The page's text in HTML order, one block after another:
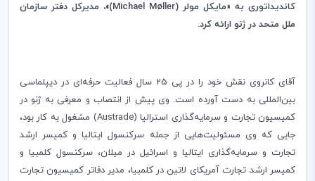
کاندیداتوری به «مایکل مولر (Michael Møller)»، مدیرکل دفتر سازمان
ملل متحد در ژنو ارائه کرد.
آقای کانروی نقش خود را در پی 25 سال فعالیت حرفه‌ای در دیپلماسی
بین‌المللی به دست آورده است. وی پیش از انتصاب و معرفی به ژنو در
کمیسیون تجارت و سرمایه‌گذاری استرالیا (Austrade) مشغول به کار بود،
جایی که وی مسئولیت‌هایی از جمله سرکنسول ایتالیا و کمیسر ارشد
تجارت و سرمایه‌گذاری ایتالیا و اسرائیل در میلان، سرکنسول کلمبیا و
کمیسر ارشد تجارت آمریکای لاتین در کلمبیا، مدیر دفاتر کمیسیون تجارت